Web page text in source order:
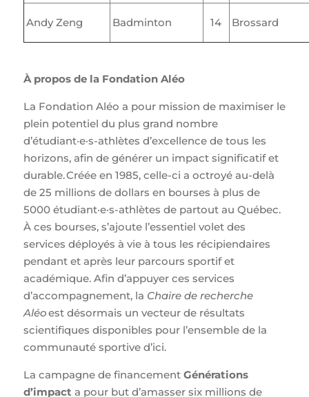
Andy Zeng Badminton 14 Brossard
À propos de la Fondation Aléo
La Fondation Aléo a pour mission de maximiser le
plein potentiel du plus grand nombre
d’étudiant·e·s-athlètes d’excellence de tous les
horizons, afin de générer un impact significatif et
durable. Créée en 1985, celle-ci a octroyé au-delà
de 25 millions de dollars en bourses à plus de
5000 étudiant·e·s-athlètes de partout au Québec.
À ces bourses, s’ajoute l’essentiel volet des
services déployés à vie à tous les récipiendaires
pendant et après leur parcours sportif et
académique. Afin d’appuyer ces services
d’accompagnement, la Chaire de recherche
Aléoest désormais un vecteur de résultats
scientifiques disponibles pour l’ensemble de la
communauté sportive d’ici.
La campagne de financement Générations
d’impact a pour but d’amasser six millions de